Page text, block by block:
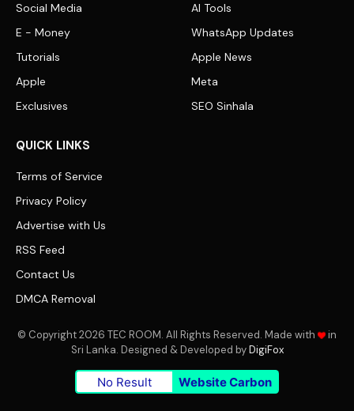
Social Media
E - Money
Tutorials
Apple
Exclusives
AI Tools
WhatsApp Updates
Apple News
Meta
SEO Sinhala
QUICK LINKS
Terms of Service
Privacy Policy
Advertise with Us
RSS Feed
Contact Us
DMCA Removal
© Copyright 2026 TEC ROOM. All Rights Reserved. Made with
in
Sri Lanka. Designed & Developed byDigiFox
No Result Website Carbon